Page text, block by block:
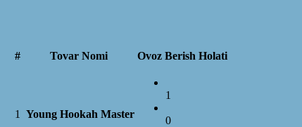
# Tovar Nomi Ovoz Berish Holati
1 Young Hookah Master
1
0